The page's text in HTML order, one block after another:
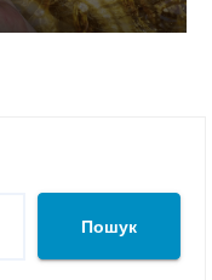
Пошук